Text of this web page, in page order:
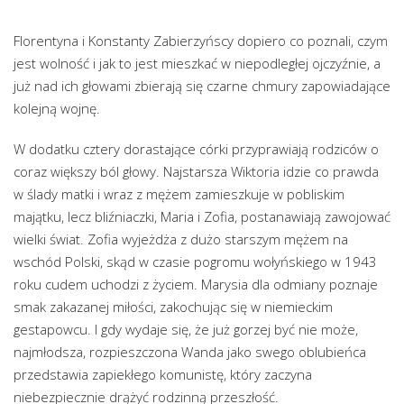
Florentyna i Konstanty Zabierzyńscy dopiero co poznali, czym
jest wolność i jak to jest mieszkać w niepodległej ojczyźnie, a
już nad ich głowami zbierają się czarne chmury zapowiadające
kolejną wojnę.
W dodatku cztery dorastające córki przyprawiają rodziców o
coraz większy ból głowy. Najstarsza Wiktoria idzie co prawda
w ślady matki i wraz z mężem zamieszkuje w pobliskim
majątku, lecz bliźniaczki, Maria i Zofia, postanawiają zawojować
wielki świat. Zofia wyjeżdża z dużo starszym mężem na
wschód Polski, skąd w czasie pogromu wołyńskiego w 1943
roku cudem uchodzi z życiem. Marysia dla odmiany poznaje
smak zakazanej miłości, zakochując się w niemieckim
gestapowcu. I gdy wydaje się, że już gorzej być nie może,
najmłodsza, rozpieszczona Wanda jako swego oblubieńca
przedstawia zapiekłego komunistę, który zaczyna
niebezpiecznie drążyć rodzinną przeszłość.